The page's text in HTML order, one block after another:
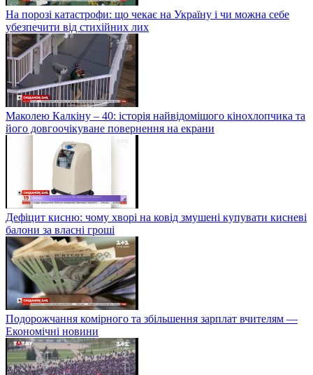
На порозі катастрофи: що чекає на Україну і чи можна себе
убезпечити від стихійних лих
Маколею Калкіну – 40: історія найвідомішого кінохлопчика та
його довгоочікуване повернення на екрани
Дефіцит кисню: чому хворі на ковід змушені купувати кисневі
балони за власні гроші
Подорожчання комірного та збільшення зарплат вчителям —
Економічні новини